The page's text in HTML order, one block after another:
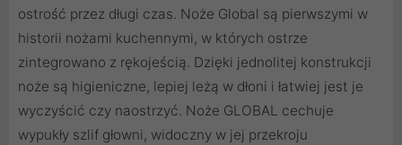
ostrość przez długi czas. Noże Global są pierwszymi w
historii nożami kuchennymi, w których ostrze
zintegrowano z rękojeścią. Dzięki jednolitej konstrukcji
noże są higieniczne, lepiej leżą w dłoni i łatwiej jest je
wyczyścić czy naostrzyć. Noże GLOBAL cechuje
wypukły szlif głowni, widoczny w jej przekroju